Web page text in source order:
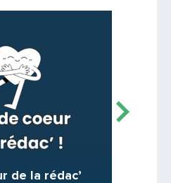
de la rédac’